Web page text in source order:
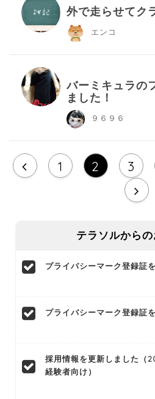
外で走らせてク
エンコ
バーミキュラの
ました！
９６９６
1 2 3
テラソルから
プライバシーマーク登録証
プライバシーマーク登録証
採用情報を更新しました（
経験者向け）